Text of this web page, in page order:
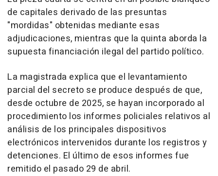
de capitales derivado de las presuntas
"mordidas" obtenidas mediante esas
adjudicaciones, mientras que la quinta aborda la
supuesta financiación ilegal del partido político.
La magistrada explica que el levantamiento
parcial del secreto se produce después de que,
desde octubre de 2025, se hayan incorporado al
procedimiento los informes policiales relativos al
análisis de los principales dispositivos
electrónicos intervenidos durante los registros y
detenciones. El último de esos informes fue
remitido el pasado 29 de abril.